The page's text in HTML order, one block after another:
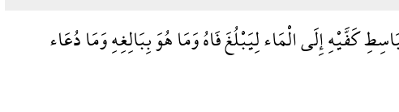
كَفَّيْهِ إِلَى الْمَاء لِيَبْلُغَ فَاهُ وَمَا هُوَ بِبَالِغِهِ وَمَا دُعَاء